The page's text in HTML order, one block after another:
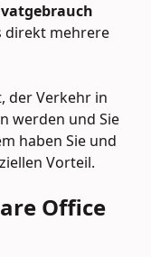
direkt mehrere
der Verkehr in
werden und Sie
haben Sie und
Vorteil.
Office